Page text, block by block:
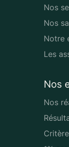
Nos
Nos
Notre
Les
Nos
Nos